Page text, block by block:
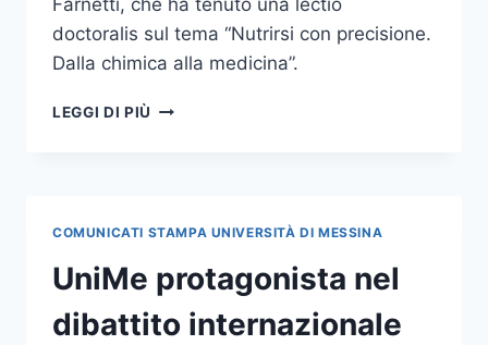
doctoralis sul tema “Nutrirsi con precisione.
Dalla chimica alla medicina”.
LEGGI DI PIÙ CONFERITO
SCIENZE
CHIMICHE
ALLA
COMUNICATI STAMPA UNIVERSITÀ DI MESSINA
UniMe protagonista nel
dibattito internazionale